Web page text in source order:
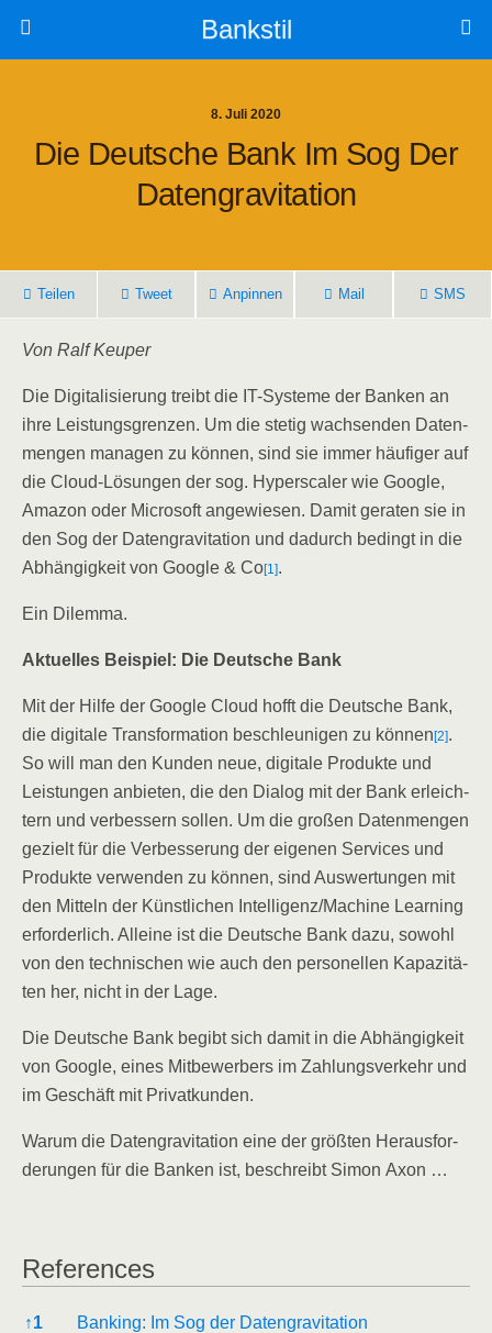
Bankstil
8. Juli 2020
Die Deut­sche Bank Im Sog Der
Datengravitation
Tei­len Tweet Anpin­nen Mail SMS
Von Ralf Keuper
Die Digi­ta­li­sie­rung treibt die IT-Sys­te­me der Ban­ken an
ihre Leis­tungs­gren­zen. Um die ste­tig wach­sen­den Daten­
men­gen mana­gen zu kön­nen, sind sie immer häu­fi­ger auf
die Cloud-Lösun­gen der sog. Hypers­ca­ler wie Goog­le,
Ama­zon oder Micro­soft ange­wie­sen. Damit gera­ten sie in
den Sog der Daten­gra­vi­ta­ti­on und dadurch bedingt in die
Abhän­gig­keit von Goog­le & Co[1].
Ein Dilem­ma.
Aktu­el­les Bei­spiel: Die Deut­sche Bank
Mit der Hil­fe der Goog­le Cloud hofft die Deut­sche Bank,
die digi­ta­le Trans­for­ma­ti­on beschleu­ni­gen zu kön­nen [2].
So will man den Kun­den neue, digi­ta­le Pro­duk­te und
Leis­tun­gen anbie­ten, die den Dia­log mit der Bank erleich­
tern und ver­bes­sern sol­len. Um die gro­ßen Daten­men­gen
gezielt für die Ver­bes­se­rung der eige­nen Ser­vices und
Pro­duk­te ver­wen­den zu kön­nen, sind Aus­wer­tun­gen mit
den Mit­teln der Künst­li­chen Intelligenz/​Machine Lear­ning
erfor­der­lich. Allei­ne ist die Deut­sche Bank dazu, sowohl
von den tech­ni­schen wie auch den per­so­nel­len Kapa­zi­tä­
ten her, nicht in der Lage.
Die Deut­sche Bank begibt sich damit in die Abhän­gig­keit
von Goog­le, eines Mit­be­wer­bers im Zah­lungs­ver­kehr und
im Geschäft mit Privatkunden.
War­um die Daten­gra­vi­ta­ti­on eine der größ­ten Her­aus­for­
de­run­gen für die Ban­ken ist, beschreibt Simon Axon …
Refe­ren­ces
Refe­ren­ces
↑1 Ban­king: Im Sog der Datengravitation